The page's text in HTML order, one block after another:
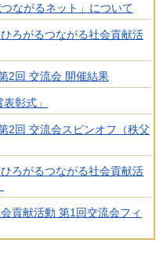
ながるネット」について
ろがるつながる社会貢献活
2回 交流会 開催結果
彰式」
2回 交流会スピンオフ（秩父
ろがるつながる社会貢献活
貢献活動 第1回交流会フィ